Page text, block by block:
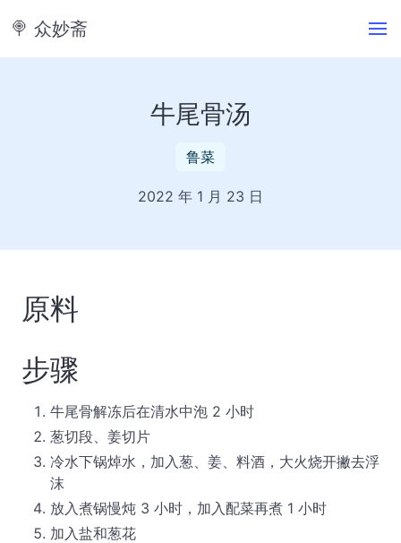
🍭️ 众妙斋
牛尾骨汤
鲁菜
2022 年 1 月 23 日
原料
步骤
牛尾骨解冻后在清水中泡 2 小时
葱切段、姜切片
冷水下锅焯水，加入葱、姜、料酒，大火烧开撇去浮
沫
放入煮锅慢炖 3 小时，加入配菜再煮 1 小时
加入盐和葱花